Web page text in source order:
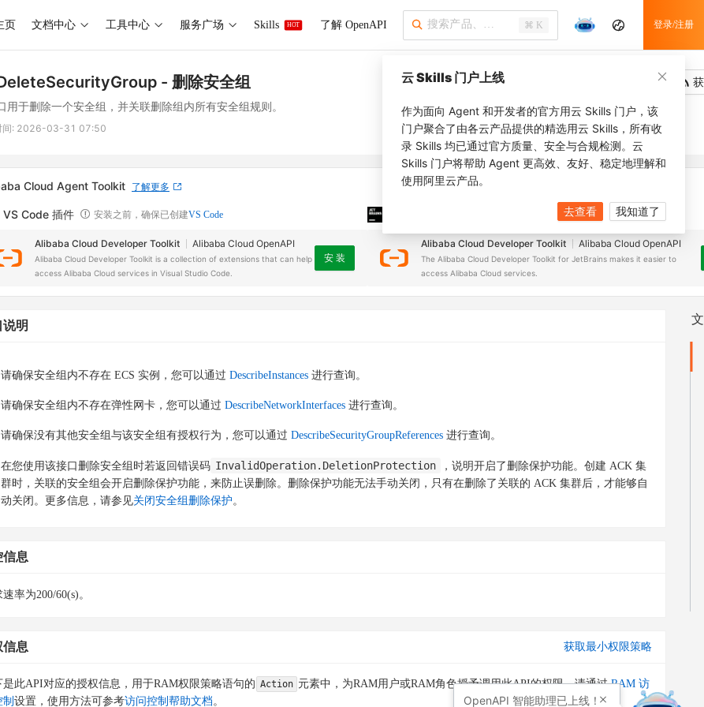
页 文档中心 工具中心 服务广场 Skills HOT 了解 OpenAPI ⌘ K 登录/注册
- 删除安全组
用于删除一个安全组，并关联删除组内所有安全组规则。
间: 2026-03-31 07:50
Cloud Agent Toolkit 了解更多
VS Code 插件 安装之前，确保已创建VS Code
Alibaba Cloud Developer Toolkit Alibaba Cloud OpenAPI
Alibaba Cloud Developer Toolkit is a collection of extensions that can help
access Alibaba Cloud services in Visual Studio Code.
安 装
安装之前，确保已创建JetBrains IDE
Alibaba Cloud Developer Toolkit Alibaba Cloud OpenAPI
The Alibaba Cloud Developer Toolkit for JetBrains makes it easier to
access Alibaba Cloud services.
明
请确保安全组内不存在 ECS 实例，您可以通过 DescribeInstances 进行查询。
请确保安全组内不存在弹性网卡，您可以通过 DescribeNetworkInterfaces 进行查询。
请确保没有其他安全组与该安全组有授权行为，您可以通过 DescribeSecurityGroupReferences 进行查询。
在您使用该接口删除安全组时若返回错误码 InvalidOperation.DeletionProtection
，说明开启了删除保护功能。创建 ACK 集
群时，关联的安全组会开启删除保护功能，来防止误删除。删除保护功能无法手动关闭，只有在删除了关联的 ACK 集群后，才能够自
动关闭。更多信息，请参见关闭安全组删除保护。
信息
率为200/60(s)。
信息 获取最小权限策略
是此API对应的授权信息，用于RAM权限策略语句的 Action 元素中，为RAM用户或RAM角色授予调用此API的权限。请通过RAM 访
制 设置，使用方法可参考访问控制帮助文档。
云 Skills 门户上线
作为面向 Agent 和开发者的官方用云 Skills 门户，该
门户聚合了由各云产品提供的精选用云 Skills，所有收
录 Skills 均已通过官方质量、安全与合规检测。云
Skills 门户将帮助 Agent 更高效、友好、稳定地理解和
使用阿里云产品。
去查看 我知道了
OpenAPI 智能助理已上线！